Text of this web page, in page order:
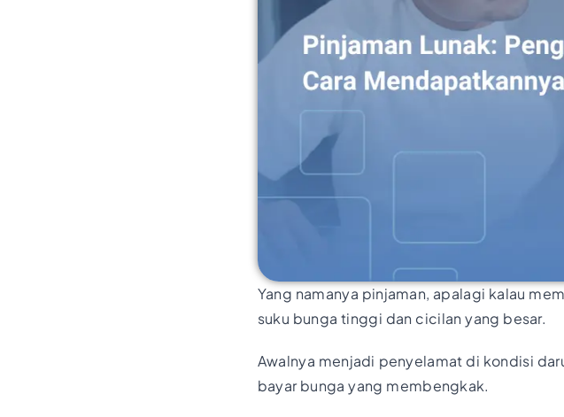
Yang namanya pinjaman, apalagi kalau
suku bunga tinggi dan cicilan yang besar.
Awalnya menjadi penyelamat di kondisi
bayar bunga yang membengkak.